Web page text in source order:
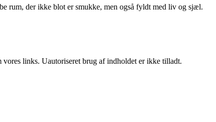
rum, der ikke blot er smukke, men også fyldt med liv og sjæl.
links. Uautoriseret brug af indholdet er ikke tilladt.